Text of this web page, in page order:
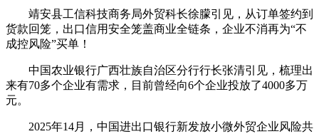
靖安县工信科技商务局外贸科长徐朦引见，从订单签约到
货款回笼，出口信用安全笼盖商业全链条，企业不消再为“不
成控风险”买单！
中国农业银行广西壮族自治区分行行长张清引见，梳理出
来有70多个企业有需求，目前曾经向6个企业投放了4000多万
元。
2025年14月，中国进出口银行新发放小微外贸企业风险共